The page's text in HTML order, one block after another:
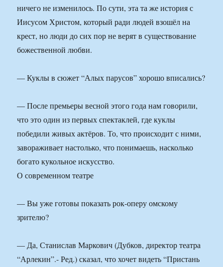
ничего не изменилось. По сути, эта та же история с
Иисусом Христом, который ради людей взошёл на
крест, но люди до сих пор не верят в существование
божественной любви.
— Куклы в сюжет “Алых парусов” хорошо вписались?
— После премьеры весной этого года нам говорили,
что это один из первых спектаклей, где куклы
победили живых актёров. То, что происходит с ними,
завораживает настолько, что понимаешь, насколько
богато кукольное искусство.
О современном театре
— Вы уже готовы показать рок-оперу омскому
зрителю?
— Да, Станислав Маркович (Дубков, директор театра
“Арлекин”.- Ред.) сказал, что хочет видеть “Пристань